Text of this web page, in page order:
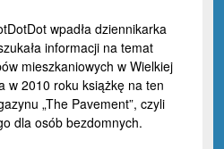
wpadła dziennikarka
informacji na temat
mieszkaniowych w Wielkiej
w 2010 roku książkę na ten
„The Pavement”, czyli
dla osób bezdomnych.